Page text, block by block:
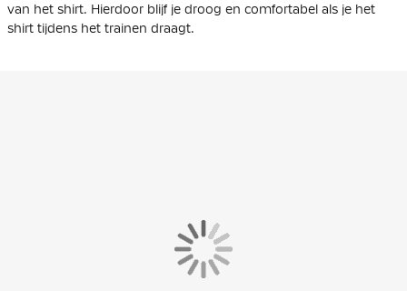
van het shirt. Hierdoor blijf je droog en comfortabel als je het
shirt tijdens het trainen draagt.